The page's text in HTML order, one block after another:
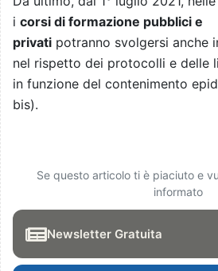
i corsi di formazione pubblici e
privati potranno svolgersi anche
nel rispetto dei protocolli e delle
in funzione del contenimento
bis).
Se questo articolo ti è piaciuto e
informato
Newsletter Gratuita